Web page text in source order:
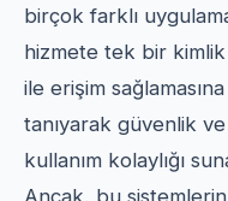
birçok farklı
hizmete tek bir kimlik
ile erişim
tanıyarak güvenlik ve
kullanım kolaylığı
Ancak, bu sistemlerin